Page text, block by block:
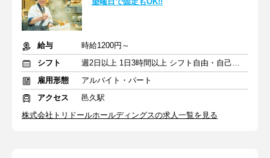
給与
時給1200円～
シフト
週2日以上 1日3時間以上 シフト自由・自己申告
雇用形態
アルバイト・パート
アクセス
邑久駅
株式会社トリドールホールディングスの求人一覧を見る